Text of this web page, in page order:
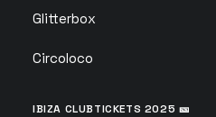
Glitterbox
Circoloco
IBIZA CLUBTICKETS 2025 🎫